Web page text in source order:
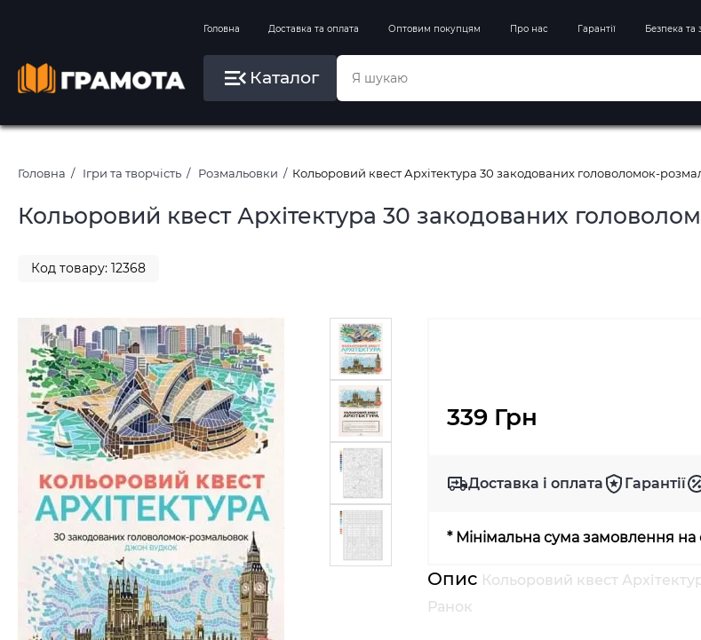
Головна Доставка та оплата Оптовим покупцям Про нас Гарантії Безпека та
Каталог
Вправи на зимові канікули
Літо, пляж, плавання, басейни
Картини за номерами
Головна Ігри та творчість Розмальовки Кольоровий квест Архітектура 30 закодованих головоломок-
Кольоровий квест Архітектура 30 закодованих
Код товару: 12368
339 Грн
Доставка і оплата Гарантії
* Мінімальна сума замовлення на
Опис Кольоровий квест
Ранок